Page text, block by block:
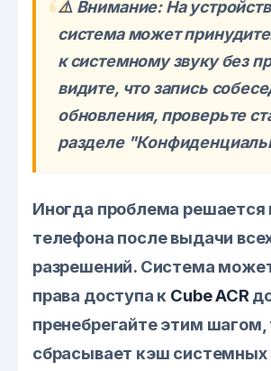
⚠️ Внимание: На
система может
к системному звуку без
видите, что запись
обновления, проверьте
разделе
Иногда проблема решается
телефона после выдачи
разрешений. Система
права доступа к Cube ACR
пренебрегайте этим шагом,
сбрасывает кэш